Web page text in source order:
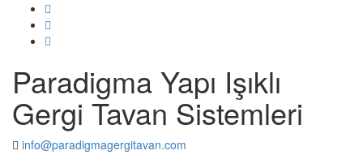
Paradigma Yapı Işıklı
Gergi Tavan Sistemleri
info@paradigmagergitavan.com